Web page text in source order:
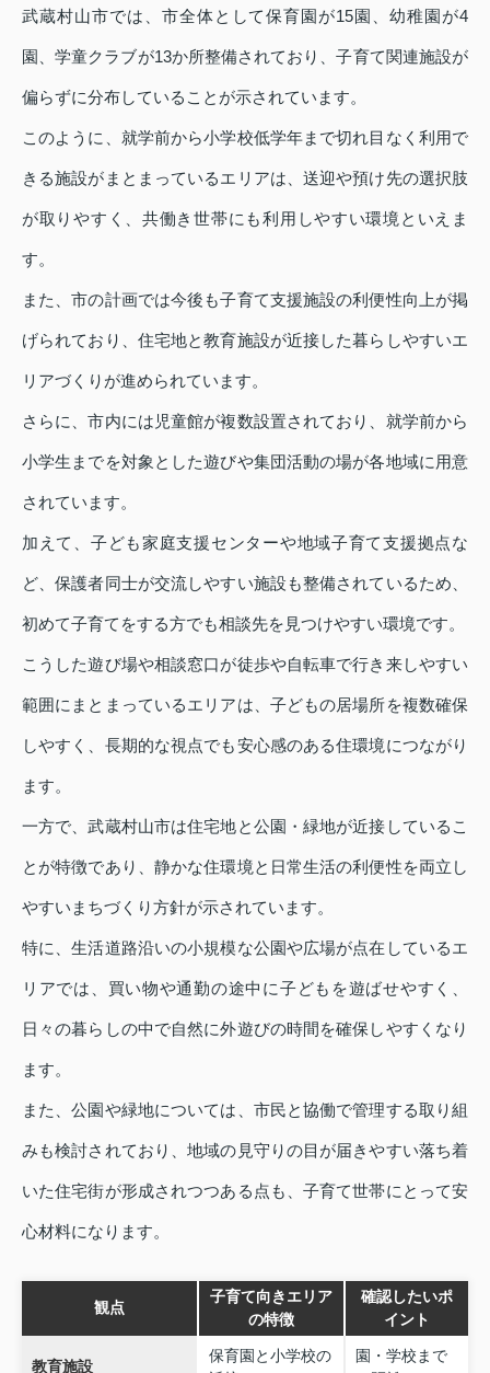
武蔵村山市では、市全体として保育園が15園、幼稚園が4
園、学童クラブが13か所整備されており、子育て関連施設が
偏らずに分布していることが示されています。
このように、就学前から小学校低学年まで切れ目なく利用で
きる施設がまとまっているエリアは、送迎や預け先の選択肢
が取りやすく、共働き世帯にも利用しやすい環境といえま
す。
また、市の計画では今後も子育て支援施設の利便性向上が掲
げられており、住宅地と教育施設が近接した暮らしやすいエ
リアづくりが進められています。
さらに、市内には児童館が複数設置されており、就学前から
小学生までを対象とした遊びや集団活動の場が各地域に用意
されています。
加えて、子ども家庭支援センターや地域子育て支援拠点な
ど、保護者同士が交流しやすい施設も整備されているため、
初めて子育てをする方でも相談先を見つけやすい環境です。
こうした遊び場や相談窓口が徒歩や自転車で行き来しやすい
範囲にまとまっているエリアは、子どもの居場所を複数確保
しやすく、長期的な視点でも安心感のある住環境につながり
ます。
一方で、武蔵村山市は住宅地と公園・緑地が近接しているこ
とが特徴であり、静かな住環境と日常生活の利便性を両立し
やすいまちづくり方針が示されています。
特に、生活道路沿いの小規模な公園や広場が点在しているエ
リアでは、買い物や通勤の途中に子どもを遊ばせやすく、
日々の暮らしの中で自然に外遊びの時間を確保しやすくなり
ます。
また、公園や緑地については、市民と協働で管理する取り組
みも検討されており、地域の見守りの目が届きやすい落ち着
いた住宅街が形成されつつある点も、子育て世帯にとって安
心材料になります。
観点
子育て向きエリア
の特徴
確認したいポ
イント
教育施設
保育園と小学校の
園・学校まで